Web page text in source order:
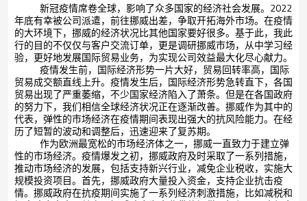
新冠疫情席卷全球，影响了众多国家的经济社会发展。 2022
年底有幸被公司派遣，前往挪威出差，争取开拓海外市场。在疫情
的大环境下，挪威的经济状况比其他国家要好很多。基于此，我此
行的目的不仅仅与客户交流订单，更是调研挪威市场，从中学习经
验，更好地发展国际贸易业务，为实现公司效益最大化尽心献力。
疫情发生前，国际经济形势一片大好，贸易回转率高，国际
贸易成交额直线上升。疫情发生后，国际经济形势急转直下，各国
贸易出现了严重萎缩，不少国家经济陷入了萧条。但是在各国政府
的努力下，我们相信全球经济状况正在逐渐改善。挪威作为其中的
代表，弹性的市场经济在疫情期间表现出强大的抗风险能力。在经
历了短暂的波动和调整后，迅速迎来了复苏期。
作为欧洲最宽松的市场经济体之一，挪威一直致力于建立弹
性的市场经济。疫情爆发之初，挪威政府及时采取了一系列措施，
推动市场经济的发展，包括支持新兴行业，减免企业税收，实施大
规模投资项目。首先，挪威政府大量投入资金，支持企业抗击疫
情。挪威政府在抗疫期间实施了一系列经济刺激措施，比如减税和